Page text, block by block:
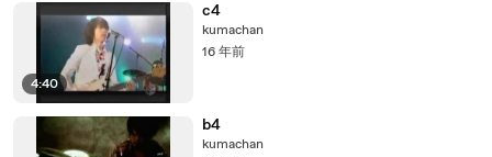
4:40
c4
kumachan
16 年前
b4
kumachan